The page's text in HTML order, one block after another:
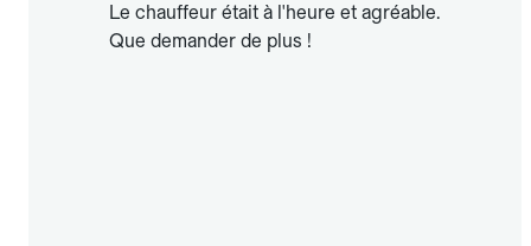
Le chauffeur était à l'heure et agréable.
Que demander de plus !